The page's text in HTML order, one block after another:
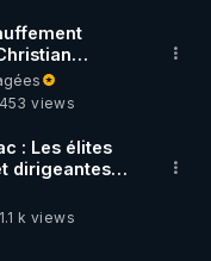
climat par les
453 views
: Les élites
dirigeantes
1.1 k views